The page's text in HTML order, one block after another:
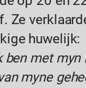
Ze
huwelijk:
ben met
myne